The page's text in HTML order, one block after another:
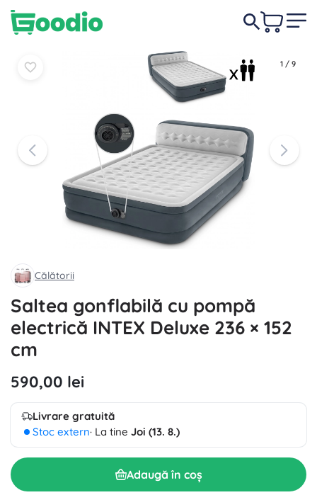
1 / 9
Călătorii
Saltea gonflabilă cu pompă
electrică INTEX Deluxe 236 × 152
cm
590,00 lei
Livrare gratuită
Stoc extern· La tine Joi (13. 8.)
Adaugă în coș
590,00 lei În coșÎn coș